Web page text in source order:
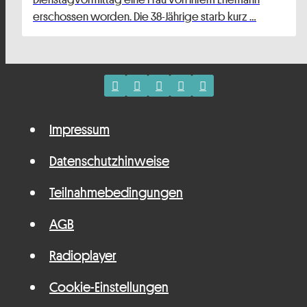
erschossen worden. Die 38-Jährige starb kurz …
Impressum
Datenschutzhinweise
Teilnahmebedingungen
AGB
Radioplayer
Cookie-Einstellungen